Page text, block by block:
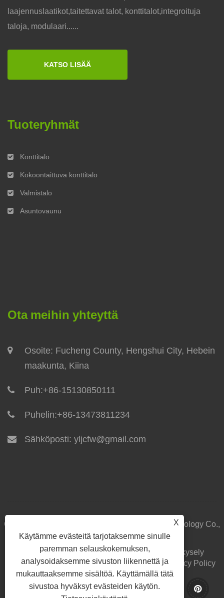
laajennuslaatikot,taitettavat talot, konttitalot,integroituja
taloja, modulaari......
KATSO LISÄÄ
Tuoteryhmät
Konttitalo
Kokoontaittuva konttitalo
Valmistalo
Asuntovaunu
Ota meihin yhteyttä
Osoite: Fucheng County, Hengshui City, Hebein
maakunta, Kiina
Puh:+86-15130850111
Puhelin:+86-13473811234
Sähköposti: yljcfw@gmail.com
Copyright © 2024 Yilong Integrated Housing Technology Co.,
Ltd. Kaikki oikeudet pidätetään.
Meistä Tuotteet Uutiset ladata
Lähetä kysely
Ota yhteyttä
Linkit Sitemap RSS XML Privacy Policy
X
Käytämme evästeitä tarjotaksemme sinulle
paremman selauskokemuksen,
analysoidaksemme sivuston liikennettä ja
mukauttaaksemme sisältöä. Käyttämällä tätä
sivustoa hyväksyt evästeiden käytön.